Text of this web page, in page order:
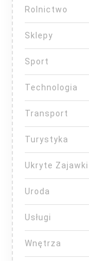
Rolnictwo
Sklepy
Sport
Technologia
Transport
Turystyka
Ukryte Zajawki
Uroda
Usługi
Wnętrza